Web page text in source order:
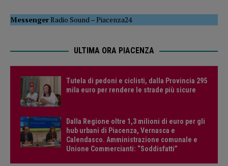
MessengerRadio Sound–Piacenza24
ULTIMA ORA PIACENZA
Tutela di pedoni e ciclisti, dalla Provincia 295
mila euro per rendere le strade più sicure
Dalla Regione oltre 1,3 milioni di euro per gli
hub urbani di Piacenza, Vernasca e
Calendasco. Amministrazione comunale e
Unione Commercianti: “Soddisfatti”